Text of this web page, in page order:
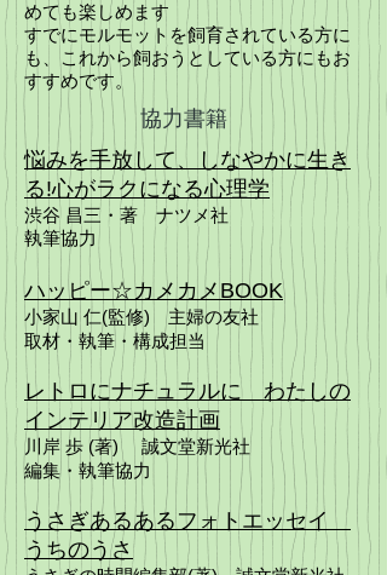
めても楽しめます
すでにモルモットを飼育されている方に
も、これから飼おうとしている方にもお
すすめです。
協力書籍
悩みを手放して、しなやかに生き
る!心がラクになる心理学
渋谷 昌三・著 ナツメ社
執筆協力
ハッピー☆カメカメBOOK
小家山 仁(監修) 主婦の友社
取材・執筆・構成担当
レトロにナチュラルに わたしの
インテリア改造計画
川岸 歩 (著) 誠文堂新光社
編集・執筆協力
うさぎあるあるフォトエッセイ
うちのうさ